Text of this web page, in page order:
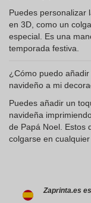
Puedes personalizar
en 3D, como un
especial. Es una
temporada festiva.
¿Cómo puedo
navideño a mi
Puedes añadir un
navideña
de Papá Noel. Estos
colgarse en
Zaprinta.es